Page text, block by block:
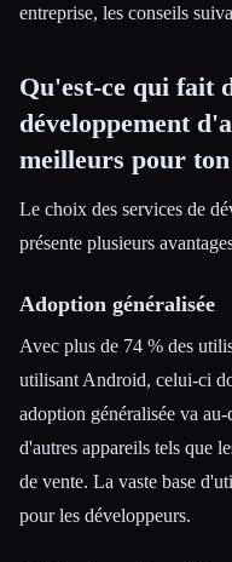
entreprise, les conseils
Qu'est-ce qui fait
développement
meilleurs pour
Le choix des services de
présente plusieurs
Adoption généralisée
Avec plus de 74 % des
utilisant Android, celui-ci
adoption généralisée va au-
d'autres appareils tels que
de vente. La vaste base
pour les développeurs.